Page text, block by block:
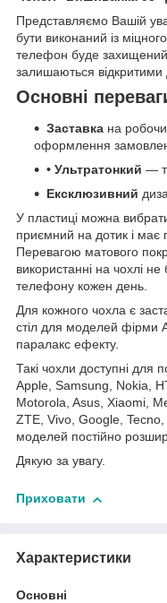
Представляємо Вашій
бути виконаний із
телефон буде захищений
залишаються відкритими
Основні
Заставка на
оформлення
• Ультратонкий —
Ексклюзивний
У пластиці можна
приємний на дотик і має
Перевагою матового
використанні на чохлі не
телефону кожен день.
Для кожного чохла є
стіл для моделей фірми
паралакс ефекту.
Такі чохли доступні для
Apple, Samsung, Nokia,
Motorola, Asus, Xiaomi,
ZTE, Vivo, Google,
моделей постійно
Дякую за увагу.
Приховати
Характеристики
Основні